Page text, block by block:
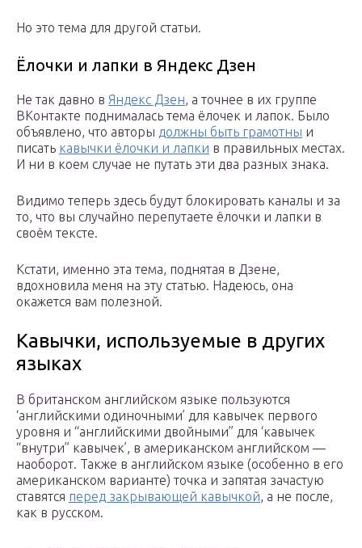
Но это тема для другой статьи.
Ёлочки и лапки в Яндекс Дзен
Не так давно в Яндекс Дзен, а точнее в их группе
ВКонтакте поднималась тема ёлочек и лапок. Было
объявлено, что авторы должны быть грамотны и
писать кавычки ёлочки и лапки в правильных местах.
И ни в коем случае не путать эти два разных знака.
Видимо теперь здесь будут блокировать каналы и за
то, что вы случайно перепутаете ёлочки и лапки в
своём тексте.
Кстати, именно эта тема, поднятая в Дзене,
вдохновила меня на эту статью. Надеюсь, она
окажется вам полезной.
Кавычки, используемые в других
языках
В британском английском языке пользуются
‘английскими одиночными’ для кавычек первого
уровня и “английскими двойными” для ‘кавычек
“внутри” кавычек’, в американском английском —
наоборот. Также в английском языке (особенно в его
американском варианте) точка и запятая зачастую
ставятся перед закрывающей кавычкой, а не после,
как в русском.